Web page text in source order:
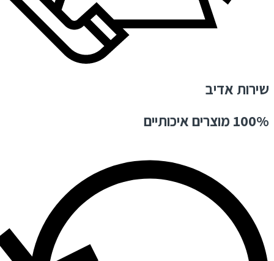
שירות אדיב
100% מוצרים איכותיים